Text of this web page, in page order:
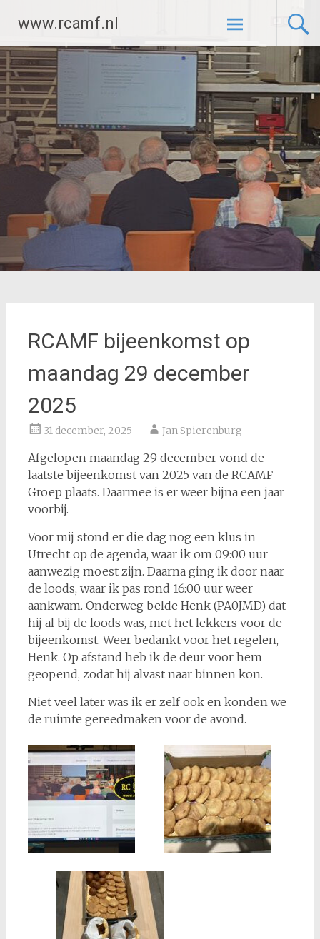
naar
de
inhoud
www.rcamf.nl
RCAMF bijeenkomst op
maandag 29 december
2025
31 december, 2025 Jan Spierenburg
Afgelopen maandag 29 december vond de
laatste bijeenkomst van 2025 van de RCAMF
Groep plaats. Daarmee is er weer bijna een jaar
voorbij.
Voor mij stond er die dag nog een klus in
Utrecht op de agenda, waar ik om 09:00 uur
aanwezig moest zijn. Daarna ging ik door naar
de loods, waar ik pas rond 16:00 uur weer
aankwam. Onderweg belde Henk (PA0JMD) dat
hij al bij de loods was, met het lekkers voor de
bijeenkomst. Weer bedankt voor het regelen,
Henk. Op afstand heb ik de deur voor hem
geopend, zodat hij alvast naar binnen kon.
Niet veel later was ik er zelf ook en konden we
de ruimte gereedmaken voor de avond.